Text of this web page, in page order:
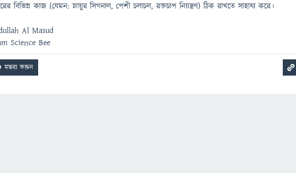
বিভিন্ন কাজ (যেমন: স্নায়ুর সিগনাল, পেশী চলাচল, রক্তচাপ নিয়ন্ত্রণ) ঠিক রাখতে সাহায্য করে।
Al Masud
Science Bee